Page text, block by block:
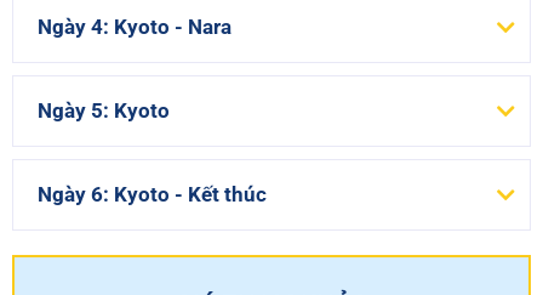
Ngày 4: Kyoto - Nara
Ngày 5: Kyoto
Ngày 6: Kyoto - Kết thúc